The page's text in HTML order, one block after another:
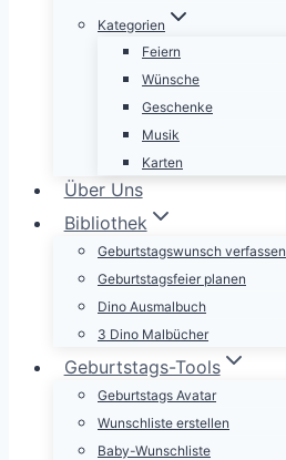
Kategorien
Feiern
Wünsche
Geschenke
Musik
Karten
Über Uns
Bibliothek
Geburtstagswunsch verfassen
Geburtstagsfeier planen
Dino Ausmalbuch
3 Dino Malbücher
Geburtstags-Tools
Geburtstags Avatar
Wunschliste erstellen
Baby-Wunschliste